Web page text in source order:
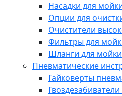
Насадки для
Опции для
Очистители
Фильтры для
Шланги для мойки
Пневматические
Гайковерты